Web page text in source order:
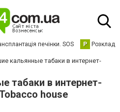
печінки. SOS Р Розклад
кальянные табаки в интернет-
табаки в интернет-
house